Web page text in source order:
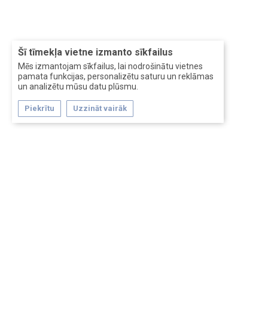
Šī tīmekļa vietne izmanto sīkfailus
Mēs izmantojam sīkfailus, lai nodrošinātu vietnes
pamata funkcijas, personalizētu saturu un reklāmas
un analizētu mūsu datu plūsmu.
Piekrītu Uzzināt vairāk